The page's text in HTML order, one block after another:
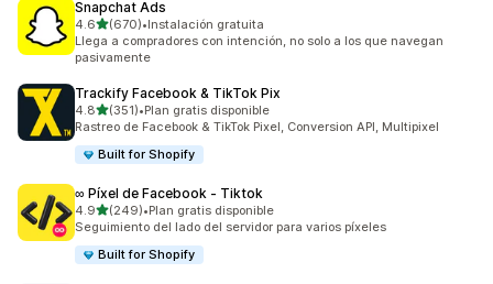
Snapchat Ads
4.6de 5 estrellas
(670)
670 reseñas en total
•Instalación gratuita
Llega a compradores con intención, no solo a los que navegan
pasivamente
Trackify Facebook & TikTok Pix
4.8de 5 estrellas
(351)
351 reseñas en total
•Plan gratis disponible
Rastreo de Facebook & TikTok Pixel, Conversion API, Multipixel
Built for Shopify
∞ Píxel de Facebook ‑ Tiktok
4.9de 5 estrellas
(249)
249 reseñas en total
•Plan gratis disponible
Seguimiento del lado del servidor para varios píxeles
Built for Shopify